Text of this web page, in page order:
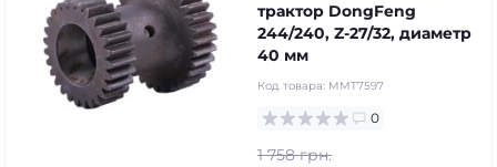
трактор DongFeng
244/240, Z-27/32, диаметр
40 мм
Код товара: MMT7597
0
1 758 грн.